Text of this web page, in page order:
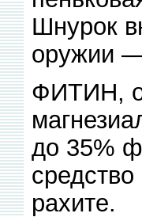
Шнурок
оружии
ФИТИН,
до 35%
рахите.